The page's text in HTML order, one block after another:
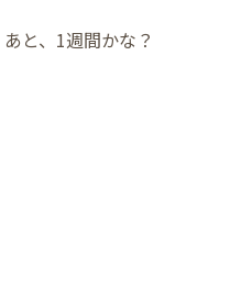
と、1週間かな？